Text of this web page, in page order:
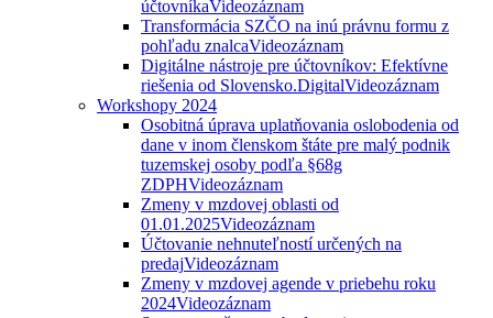
účtovníkaVideozáznam
Transformácia SZČO na inú právnu formu z
pohľadu znalcaVideozáznam
Digitálne nástroje pre účtovníkov: Efektívne
riešenia od Slovensko.DigitalVideozáznam
Workshopy 2024
Osobitná úprava uplatňovania oslobodenia od
dane v inom členskom štáte pre malý podnik
tuzemskej osoby podľa §68g
ZDPHVideozáznam
Zmeny v mzdovej oblasti od
01.01.2025Videozáznam
Účtovanie nehnuteľností určených na
predajVideozáznam
Zmeny v mzdovej agende v priebehu roku
2024Videozáznam